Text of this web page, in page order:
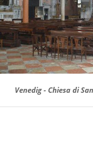
Venedig - Chiesa di